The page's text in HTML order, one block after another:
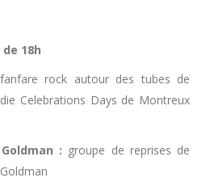
18h
fanfare rock autour des tubes de
Celebrations Days de Montreux
: groupe de reprises de